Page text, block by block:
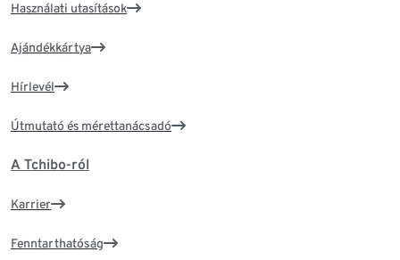
Használati utasítások
Ajándékkártya
Hírlevél
Útmutató és mérettanácsadó
A Tchibo-ról
Karrier
Fenntarthatóság